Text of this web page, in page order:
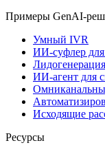
Примеры GenAI-
Умный IVR
ИИ-суфлер
Лидогенерация
ИИ-агент для
Исходящие
Ресурсы